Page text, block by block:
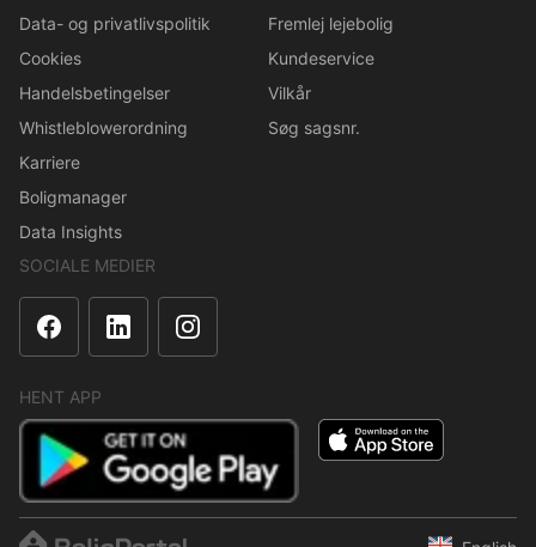
Data- og privatlivspolitik
Cookies
Handelsbetingelser
Whistleblowerordning
Karriere
Boligmanager
Data Insights
Fremlej lejebolig
Kundeservice
Vilkår
Søg sagsnr.
SOCIALE MEDIER
HENT APP